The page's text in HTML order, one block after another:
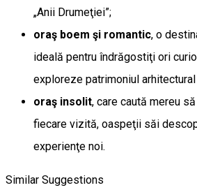
„Anii Drumeţiei”;
oraş boem şi romantic, o
ideală pentru îndrăgostiţi ori
exploreze patrimoniul
oraş insolit, care caută mereu
fiecare vizită, oaspeţii săi
experienţe noi.
Similar Suggestions